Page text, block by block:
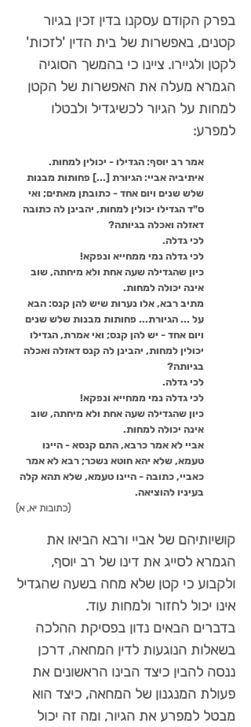
בפרק הקודם עסקנו בדין זכין בגיור
קטנים, באפשרות של בית הדין 'לזכות'
לקטן ולגיירו. ציינו כי בהמשך הסוגיה
הגמרא מעלה את האפשרות של הקטן
למחות על הגיור לכשיגדיל ולבטלו
למפרע:
אמר רב יוסף: הגדילו - יכולין למחות.
איתיביה אביי: הגיורת [...] פחותות מבנות
שלש שנים ויום אחד - כתובתן מאתים; ואי
ס"ד הגדילו יכולין למחות, יהבינן לה כתובה
דאזלה ואכלה בגיותה?
לכי גדלה.
לכי גדלה נמי ממחייא ונפקא!
כיון שהגדילה שעה אחת ולא מיחתה, שוב
אינה יכולה למחות.
מתיב רבא, אלו נערות שיש להן קנס: הבא
על ... הגיורת... פחותות מבנות שלש שנים
ויום אחד - יש להן קנס; ואי אמרת, הגדילו
יכולין למחות, יהבינן לה קנס דאזלה ואכלה
בגיותה?
לכי גדלה.
לכי גדלה נמי ממחייא ונפקא!
כיון שהגדילה שעה אחת ולא מיחתה, שוב
אינה יכולה למחות.
אביי לא אמר כרבא, התם קנסא - היינו
טעמא, שלא יהא חוטא נשכר; רבא לא אמר
כאביי, כתובה - היינו טעמא, שלא תהא קלה
בעיניו להוציאה.
(כתובות יא, א)
קושיותיהם של אביי ורבא הביאו את
הגמרא לסייג את דינו של רב יוסף,
ולקבוע כי קטן שלא מחה בשעה שהגדיל
אינו יכול לחזור ולמחות עוד.
בדברים הבאים נדון בפסיקת ההלכה
בשאלות הנוגעות לדין המחאה, דרכן
ננסה להבין כיצד הבינו הראשונים את
פעולת המנגנון של המחאה, כיצד הוא
מבטל למפרע את הגיור, ומה זה יכול